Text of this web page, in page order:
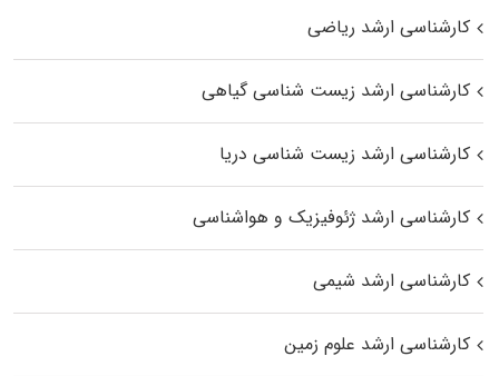
کارشناسی ارشد ریاضی
کارشناسی ارشد زیست‌ شناسی گیاهی
کارشناسی ارشد زیست‌ شناسی دریا
کارشناسی ارشد ژئوفیزیک و هواشناسی
کارشناسی ارشد شیمی
کارشناسی ارشد علوم زمین